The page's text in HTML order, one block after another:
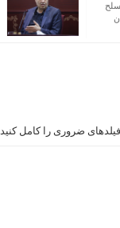
مسلح
ضروری را کامل